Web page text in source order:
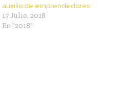
auxilio de emprendedores
17 Julio, 2018
En "2018"